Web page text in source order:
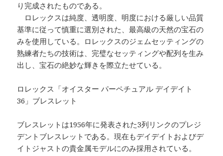
り完成されたものである。
ロレックスは純度、透明度、明度における厳しい品質
基準に従って慎重に選別された、最高級の天然の宝石の
みを使用している。ロレックスのジェムセッティングの
熟練者たちの技術は、完璧なセッティングや配列を生み
出し、宝石の絶妙な輝きを際立たせている。
ロレックス「オイスター パーペチュアル デイデイト
36」ブレスレット
ブレスレットは1956年に発表された3列リンクのプレジ
デントブレスレットである。現在もデイデイトおよびデ
イトジャストの貴金属モデルにのみ採用されている。